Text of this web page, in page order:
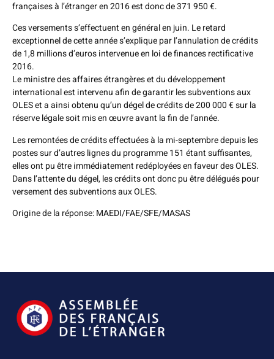
françaises à l’étranger en 2016 est donc de 371 950 €.
Ces versements s’effectuent en général en juin. Le retard
exceptionnel de cette année s’explique par l’annulation de crédits
de 1,8 millions d’euros intervenue en loi de finances rectificative
2016.
Le ministre des affaires étrangères et du développement
international est intervenu afin de garantir les subventions aux
OLES et a ainsi obtenu qu’un dégel de crédits de 200 000 € sur la
réserve légale soit mis en œuvre avant la fin de l’année.
Les remontées de crédits effectuées à la mi-septembre depuis les
postes sur d’autres lignes du programme 151 étant suffisantes,
elles ont pu être immédiatement redéployées en faveur des OLES.
Dans l’attente du dégel, les crédits ont donc pu être délégués pour
versement des subventions aux OLES.
Origine de la réponse: MAEDI/FAE/SFE/MASAS